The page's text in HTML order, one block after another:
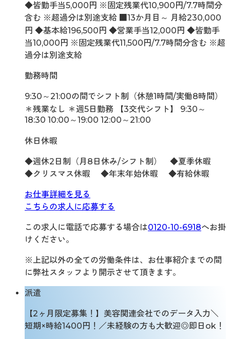
◆皆勤手当5,000円 ※固定残業代10,900円/7.7時間分
含む ※超過分は別途支給 ■13か月目～ 月給230,000
円 ◆基本給196,500円 ◆営業手当12,000円 ◆皆勤手
当10,000円 ※固定残業代11,500円/7.7時間分含む ※超
過分は別途支給
勤務時間
9:30～21:00の間でシフト制（休憩1時間/実働8時間）
＊残業なし ＊週5日勤務 【3交代シフト】 9:30～
18:30 10:00～19:00 12:00～21:00
休日休暇
◆週休2日制（月8日休み/シフト制） ◆夏季休暇
◆クリスマス休暇 ◆年末年始休暇 ◆有給休暇
お仕事詳細を見る
こちらの求人に応募する
この求人に電話で応募する場合は0120-10-6918へお掛
けください。
※上記以外の全ての労働条件は、お仕事紹介までの間
に弊社スタッフより開示させて頂きます。
派遣
【2ヶ月限定募集！】美容関連会社でのデータ入力＼
短期×時給1400円！／未経験の方も大歓迎◎即日ok！